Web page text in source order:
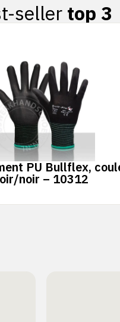
seller top 3
PU Bullflex,
noir – 10312